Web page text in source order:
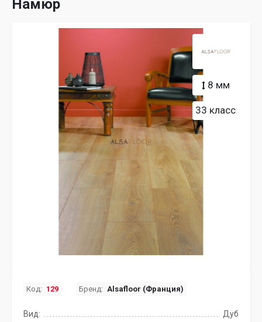
Намюр
8 мм
33 класс
Код: 129 Бренд: Alsafloor (Франция)
Вид:
Дуб